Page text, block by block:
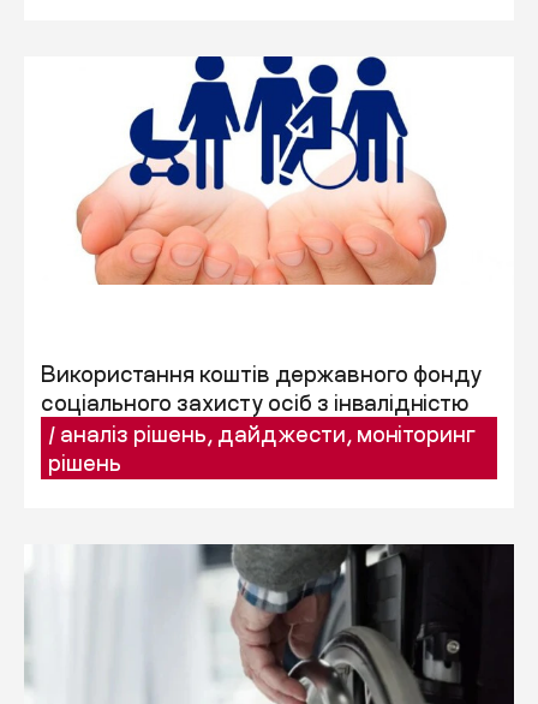
Використання коштів державного фонду
соціального захисту осіб з інвалідністю
/ аналіз рішень, дайджести, моніторинг
рішень